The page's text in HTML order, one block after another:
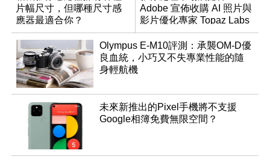
片幅尺寸，但哪種尺寸感
應器最適合你？
Adobe 宣佈收購 AI 照片與
影片優化專家 Topaz Labs
Olympus E-M10評測：承襲OM-D優
良血統，小巧又不失專業性能的隨
身輕航機
未來新推出的Pixel手機將不支援
Google相簿免費無限空間？